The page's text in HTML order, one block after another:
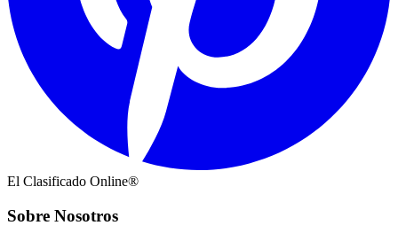
El Clasificado Online®
Sobre Nosotros